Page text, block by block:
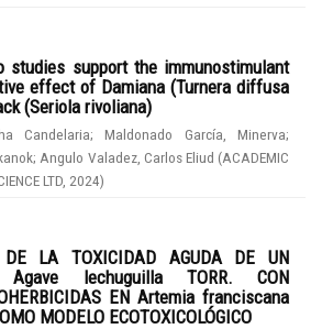
studies support the immunostimulant
effect of Damiana (Turnera diffusa
(Seriola rivoliana)
Candelaria;Maldonado García, Minerva;
; Angulo Valadez, Carlos Eliud (ACADEMIC
LTD 2024)
DE LA TOXICIDAD AGUDA DE UN
Agave lechuguilla TORR. CON
EN Artemia franciscana
MODELO ECOTOXICOLÓGICO